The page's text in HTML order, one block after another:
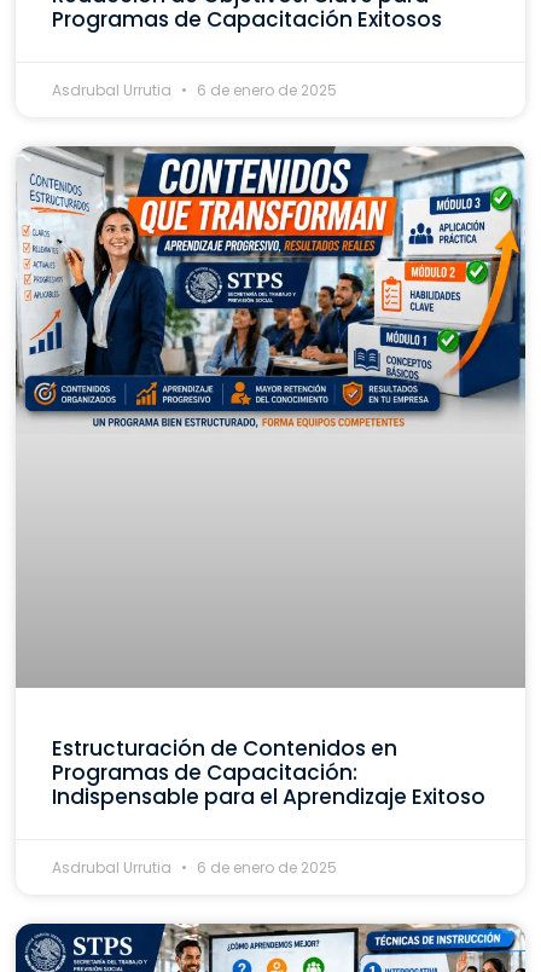
Programas de Capacitación Exitosos
Asdrubal Urrutia 6 de enero de 2025
Estructuración de Contenidos en
Programas de Capacitación:
Indispensable para el Aprendizaje Exitoso
Asdrubal Urrutia 6 de enero de 2025